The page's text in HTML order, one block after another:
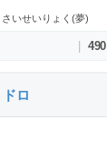
さいせいりょく(夢)
| 490
ロ